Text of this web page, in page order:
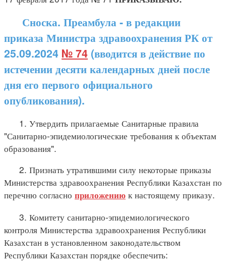
Сноска. Преамбула - в редакции
приказа Министра здравоохранения РК от
25.09.2024 № 74 (вводится в действие по
истечении десяти календарных дней после
дня его первого официального
опубликования).
1. Утвердить прилагаемые Санитарные правила
"Санитарно-эпидемиологические требования к объектам
образования".
2. Признать утратившими силу некоторые приказы
Министерства здравоохранения Республики Казахстан по
перечню согласно приложению к настоящему приказу.
3. Комитету санитарно-эпидемиологического
контроля Министерства здравоохранения Республики
Казахстан в установленном законодательством
Республики Казахстан порядке обеспечить: